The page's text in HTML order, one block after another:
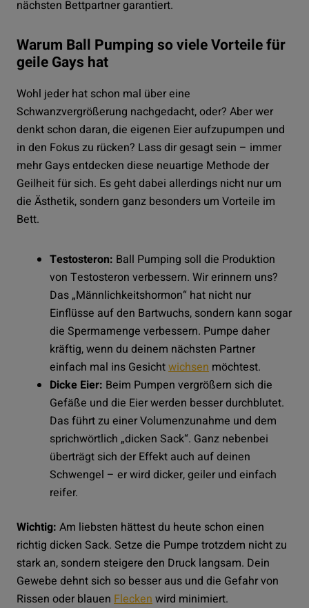
nächsten Bettpartner garantiert.
Warum Ball Pumping so viele Vorteile für
geile Gays hat
Wohl jeder hat schon mal über eine
Schwanzvergrößerung nachgedacht, oder? Aber wer
denkt schon daran, die eigenen Eier aufzupumpen und
in den Fokus zu rücken? Lass dir gesagt sein – immer
mehr Gays entdecken diese neuartige Methode der
Geilheit für sich. Es geht dabei allerdings nicht nur um
die Ästhetik, sondern ganz besonders um Vorteile im
Bett.
Testosteron: Ball Pumping soll die Produktion
von Testosteron verbessern. Wir erinnern uns?
Das „Männlichkeitshormon“ hat nicht nur
Einflüsse auf den Bartwuchs, sondern kann sogar
die Spermamenge verbessern. Pumpe daher
kräftig, wenn du deinem nächsten Partner
einfach mal ins Gesichtwichsen möchtest.
Dicke Eier: Beim Pumpen vergrößern sich die
Gefäße und die Eier werden besser durchblutet.
Das führt zu einer Volumenzunahme und dem
sprichwörtlich „dicken Sack“. Ganz nebenbei
überträgt sich der Effekt auch auf deinen
Schwengel – er wird dicker, geiler und einfach
reifer.
Wichtig: Am liebsten hättest du heute schon einen
richtig dicken Sack. Setze die Pumpe trotzdem nicht zu
stark an, sondern steigere den Druck langsam. Dein
Gewebe dehnt sich so besser aus und die Gefahr von
Rissen oder blauen Flecken wird minimiert.